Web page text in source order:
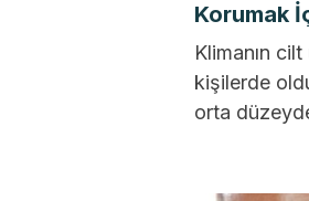
Korumak
Klimanın
kişilerde
orta